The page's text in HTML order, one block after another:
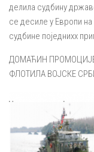
делила судбину
се десиле у Европи
судбине поједнихх
ДОМАЋИН
ФЛОТИЛА ВОЈСКЕ